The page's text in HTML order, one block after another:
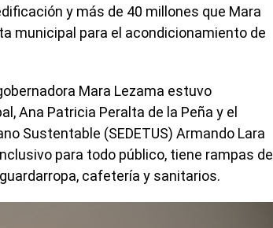
y más de 40 millones que Mara
municipal para el acondicionamiento de
Mara Lezama estuvo
Ana Patricia Peralta de la Peña y el
Sustentable (SEDETUS) Armando Lara
para todo público, tiene rampas de
cafetería y sanitarios.